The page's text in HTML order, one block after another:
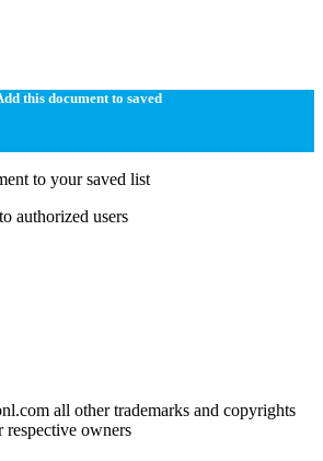
this document to saved
to your saved list
authorized users
all other trademarks and copyrights
respective owners